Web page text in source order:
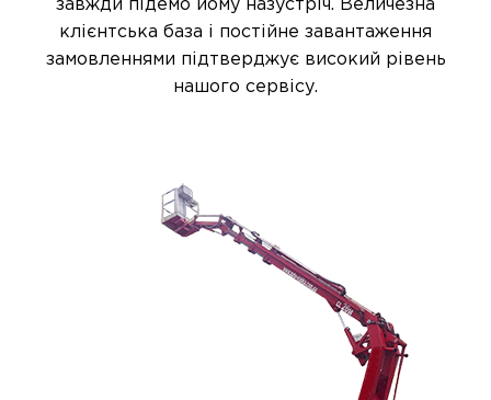
завжди підемо йому назустріч. Величезна
клієнтська база і постійне завантаження
замовленнями підтверджує високий рівень
нашого сервісу.